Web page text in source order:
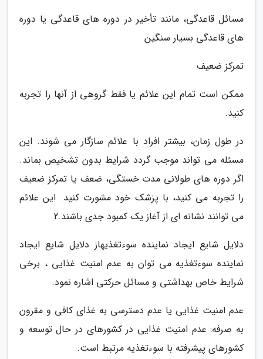
مسائل قاعدگی، مانند تأخیر در دوره های قاعدگی یا دوره
های قاعدگی بسیار سنگین
تمرکز ضعیف
ممکن است تمام این علائم یا فقط گروهی از آنها را تجربه
کنید.
در طول زمان، بیشتر افراد با علائم سازگار می شوند. این
مسئله می تواند موجب گردد شرایط بدون تشخیص بماند.
اگر دوره های طولانی مدت خستگی، ضعف یا تمرکز ضعیف
را تجربه می کنید، با پزشک خود مشورت کنید. این علائم
می توانند نشانه ای از آغاز یک کمبود جدی باشند.2
دلایل شایع ایجاد نماینده سوءتغذیهاز دلایل شایع ایجاد
نماینده سوءتغذیه می توان به عدم امنیت غذایی ، برخی
شرایط خاص بهداشتی و مسائل حرکتی اشاره نمود.
عدم امنیت غذایی یا عدم دسترسی به غذای کافی و مقرون
به صرفه: عدم امنیت غذایی در کشورهای در حال توسعه و
کشورهای پیشرفته با سوءتغذیه مرتبط است.